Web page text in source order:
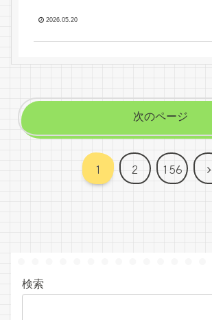
2026.05.20
次のページ
1 2 156
次
検索